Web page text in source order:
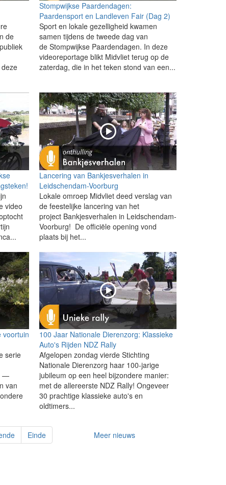
de
Stompwijkse Paardendagen:
Paardensport en Landleven Fair (Dag 2)
Sport en lokale gezelligheid kwamen
samen tijdens de tweede dag van
de Stompwijkse Paardendagen. In deze
videoreportage blikt Midvliet terug op de
zaterdag, die in het teken stond van een...
video
Lancering van Bankjesverhalen in
Leidschendam-Voorburg
Lokale omroep Midvliet deed verslag van
de feestelijke lancering van het
project Bankjesverhalen in Leidschendam-
Voorburg! De officiële opening vond
plaats bij het...
voortuin
serie
—
van
100 Jaar Nationale Dierenzorg: Klassieke
Auto's Rijden NDZ Rally
Afgelopen zondag vierde Stichting
Nationale Dierenzorg haar 100-jarige
jubileum op een heel bijzondere manier:
met de allereerste NDZ Rally! Ongeveer
30 prachtige klassieke auto's en
oldtimers...
Einde Meer nieuws